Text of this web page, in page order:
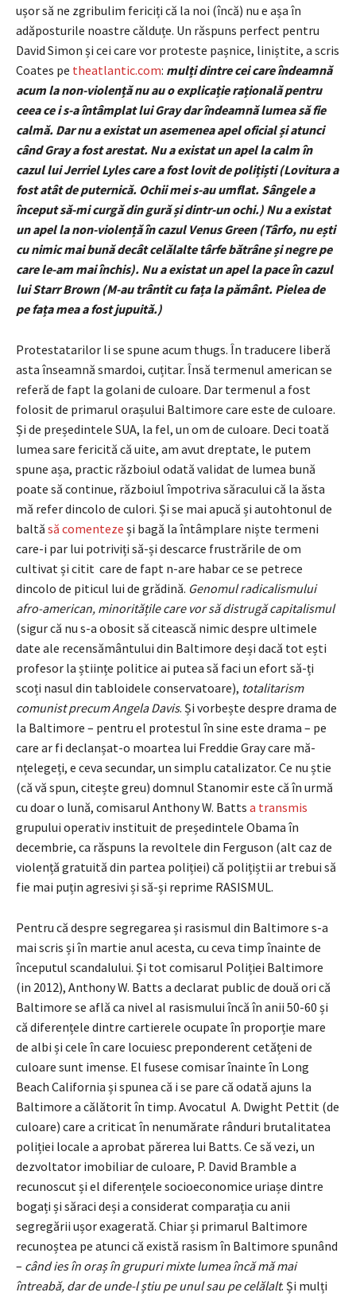
ușor să ne zgribulim fericiți că la noi (încă) nu e așa în
adăposturile noastre călduțe. Un răspuns perfect pentru
David Simon și cei care vor proteste pașnice, liniștite, a scris
Coates pe theatlantic.com: mulți dintre cei care îndeamnă
acum la non-violență nu au o explicație rațională pentru
ceea ce i s-a întâmplat lui Gray dar îndeamnă lumea să fie
calmă. Dar nu a existat un asemenea apel oficial și atunci
când Gray a fost arestat. Nu a existat un apel la calm în
cazul lui Jerriel Lyles care a fost lovit de polițiști (Lovitura a
fost atât de puternică. Ochii mei s-au umflat. Sângele a
început să-mi curgă din gură și dintr-un ochi.) Nu a existat
un apel la non-violență în cazul Venus Green (Târfo, nu ești
cu nimic mai bună decât celălalte târfe bătrâne și negre pe
care le-am mai închis). Nu a existat un apel la pace în cazul
lui Starr Brown (M-au trântit cu fața la pământ. Pielea de
pe fața mea a fost jupuită.)
Protestatarilor li se spune acum thugs. În traducere liberă
asta înseamnă smardoi, cuțitar. Însă termenul american se
referă de fapt la golani de culoare. Dar termenul a fost
folosit de primarul orașului Baltimore care este de culoare.
Și de președintele SUA, la fel, un om de culoare. Deci toată
lumea sare fericită că uite, am avut dreptate, le putem
spune așa, practic războiul odată validat de lumea bună
poate să continue, războiul împotriva săracului că la ăsta
mă refer dincolo de culori. Și se mai apucă și autohtonul de
baltă să comenteze și bagă la întâmplare niște termeni
care-i par lui potriviți să-și descarce frustrările de om
cultivat și citit care de fapt n-are habar ce se petrece
dincolo de piticul lui de grădină. Genomul radicalismului
afro-american, minoritățile care vor să distrugă capitalismul
(sigur că nu s-a obosit să citească nimic despre ultimele
date ale recensământului din Baltimore deși dacă tot ești
profesor la științe politice ai putea să faci un efort să-ți
scoți nasul din tabloidele conservatoare), totalitarism
comunist precum Angela Davis. Și vorbește despre drama de
la Baltimore – pentru el protestul în sine este drama – pe
care ar fi declanșat-o moartea lui Freddie Gray care mă-
nțelegeți, e ceva secundar, un simplu catalizator. Ce nu știe
(că vă spun, citește greu) domnul Stanomir este că în urmă
cu doar o lună, comisarul Anthony W. Batts a transmis
grupului operativ instituit de președintele Obama în
decembrie, ca răspuns la revoltele din Ferguson (alt caz de
violență gratuită din partea poliției) că polițiștii ar trebui să
fie mai puțin agresivi și să-și reprime RASISMUL.
Pentru că despre segregarea și rasismul din Baltimore s-a
mai scris și în martie anul acesta, cu ceva timp înainte de
începutul scandalului. Și tot comisarul Poliției Baltimore
(in 2012), Anthony W. Batts a declarat public de două ori că
Baltimore se află ca nivel al rasismului încă în anii 50-60 și
că diferențele dintre cartierele ocupate în proporție mare
de albi și cele în care locuiesc preponderent cetățeni de
culoare sunt imense. El fusese comisar înainte în Long
Beach California și spunea că i se pare că odată ajuns la
Baltimore a călătorit în timp. Avocatul A. Dwight Pettit (de
culoare) care a criticat în nenumărate rânduri brutalitatea
poliției locale a aprobat părerea lui Batts. Ce să vezi, un
dezvoltator imobiliar de culoare, P. David Bramble a
recunoscut și el diferențele socioeconomice uriașe dintre
bogați și săraci deși a considerat comparația cu anii
segregării ușor exagerată. Chiar și primarul Baltimore
recunoștea pe atunci că există rasism în Baltimore spunând
– când ies în oraș în grupuri mixte lumea încă mă mai
întreabă, dar de unde-l știu pe unul sau pe celălalt. Și mulți